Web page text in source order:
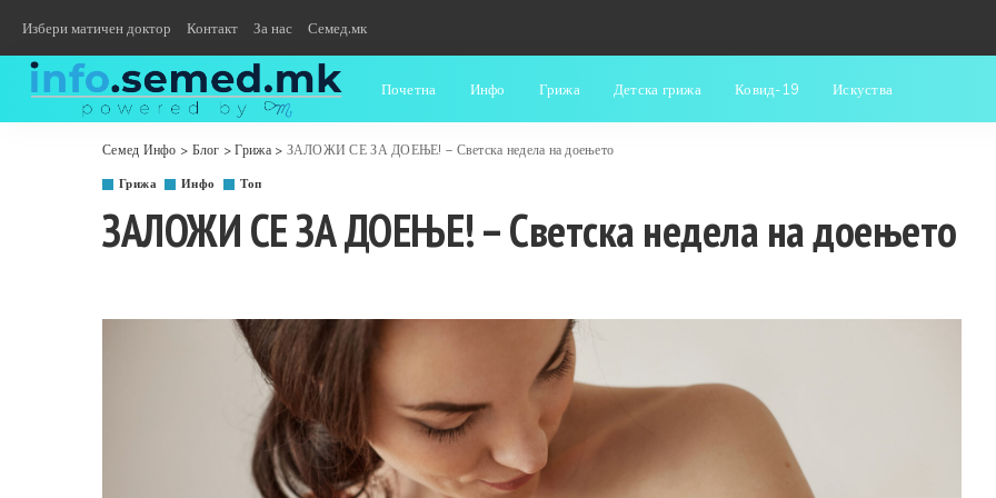
Избери матичен доктор Контакт За нас Семед.мк
Почетна Инфо Грижа Детска грижа Ковид-19 Искуства
Семед Инфо > Блог >Грижа> ЗАЛОЖИ СЕ ЗА ДОЕЊЕ! – Светска недела на доењето
Грижа Инфо Топ
ЗАЛОЖИ СЕ ЗА ДОЕЊЕ! – Светска недела на доењето